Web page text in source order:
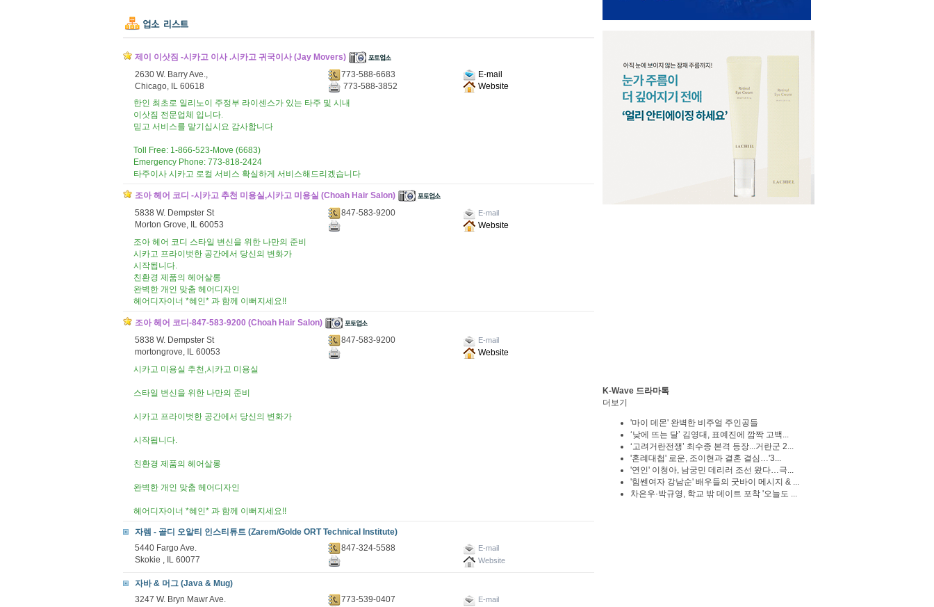
제이 이삿짐 -시카고 이사 .시카고 귀국이사 (Jay Movers)
2630 W. Barry Ave.,
Chicago, IL 60618
773-588-6683
E-mail
773-588-3852
Website
한인 최초로 일리노이 주정부 라이센스가 있는 타주 및 시내
이삿짐 전문업체 입니다.
믿고 서비스를 맡기십시요 감사합니다
Toll Free: 1-866-523-Move (6683)
Emergency Phone: 773-818-2424
타주이사 시카고 로컬 서비스 확실하게 서비스해드리겠습니다
조아 헤어 코디 -시카고 추천 미용실,시카고 미용실 (Choah Hair Salon)
5838 W. Dempster St
Morton Grove, IL 60053
847-583-9200 E-mail
Website
조아 헤어 코디 스타일 변신을 위한 나만의 준비
시카고 프라이벗한 공간에서 당신의 변화가
시작됩니다.
친환경 제품의 헤어살롱
완벽한 개인 맞춤 헤어디자인
헤어디자이너 *혜인* 과 함께 이뻐지세요!!
조아 헤어 코디-847-583-9200 (Choah Hair Salon)
5838 W. Dempster St
mortongrove, IL 60053
847-583-9200 E-mail
Website
시카고 미용실 추천,시카고 미용실
스타일 변신을 위한 나만의 준비
시카고 프라이벗한 공간에서 당신의 변화가
시작됩니다.
친환경 제품의 헤어살롱
완벽한 개인 맞춤 헤어디자인
헤어디자이너 *혜인* 과 함께 이뻐지세요!!
자렘 - 골디 오알티 인스티튜트 (Zarem/Golde ORT Technical Institute)
5440 Fargo Ave.
Skokie , IL 60077
847-324-5588
E-mail
Website
자바 & 머그 (Java & Mug)
3247 W. Bryn Mawr Ave.
773-539-0407
E-mail
K-Wave 드라마톡
더보기
'마이 데몬' 완벽한 비주얼 주인공들
‘낮에 뜨는 달’ 김영대, 표예진에 깜짝 고백...
‘고려거란전쟁’ 최수종 본격 등장...거란군 2...
'혼례대첩' 로운, 조이현과 결혼 결심…'3...
'연인' 이청아, 남궁민 데리러 조선 왔다…극...
'힘쎈여자 강남순' 배우들의 굿바이 메시지 & ...
차은우·박규영, 학교 밖 데이트 포착 '오늘도 ...